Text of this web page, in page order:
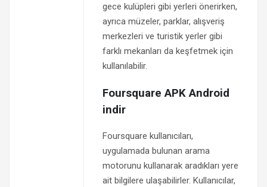
gece kulüpleri gibi yerleri önerirken,
ayrıca müzeler, parklar, alışveriş
merkezleri ve turistik yerler gibi
farklı mekanları da keşfetmek için
kullanılabilir.
Foursquare APK Android
indir
Foursquare kullanıcıları,
uygulamada bulunan arama
motorunu kullanarak aradıkları yere
ait bilgilere ulaşabilirler. Kullanıcılar,